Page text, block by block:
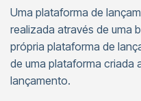
Uma plataforma de
realizada através de uma
própria plataforma de
de uma plataforma criada
lançamento.